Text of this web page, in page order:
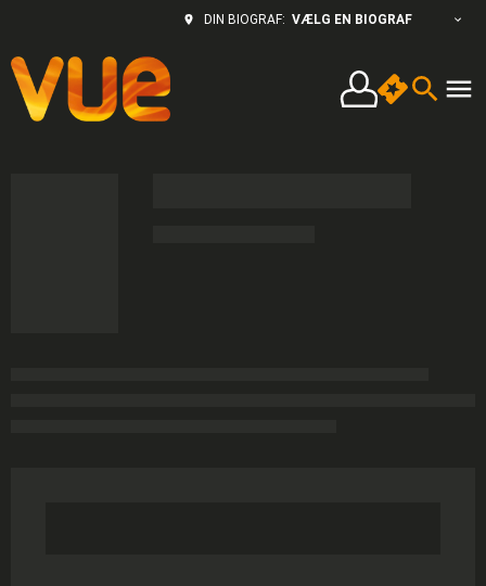
DIN BIOGRAF: VÆLG EN BIOGRAF